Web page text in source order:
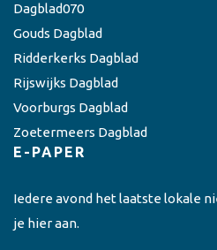
Dagblad070
Gouds Dagblad
Ridderkerks Dagblad
Rijswijks Dagblad
Voorburgs Dagblad
Zoetermeers Dagblad
E-PAPER
Iedere avond het laatste lokale
je hier aan.